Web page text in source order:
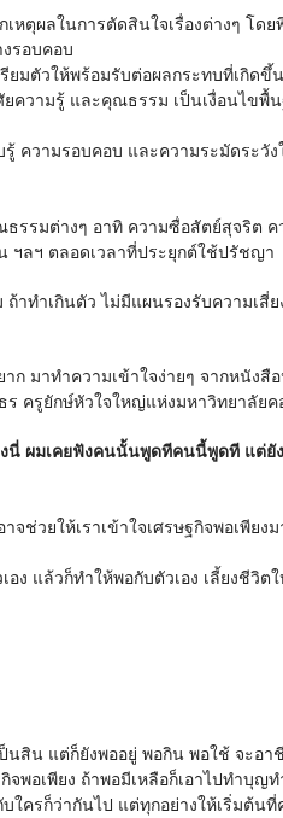
หตุผลในการตัดสินใจเรื่องต่างๆ โด
รอบคอบ
ยมตัวให้พร้อมรับต่อผลกระทบที่เกิดขึ้
ความรู้ และคุณธรรม เป็นเงื่อนไขพื้
รู้ ความรอบคอบ และความระมัดระวั
รรมต่างๆ อาทิ ความซื่อสัตย์สุจริต
ฯลฯ ตลอดเวลาที่ประยุกต์ใช้ปรัชญา
ทำเกินตัว ไม่มีแผนรองรับความเสี่
ก มาทำความเข้าใจง่ายๆ จากหนัง
ครูยักษ์หัวใจใหญ่แห่งมหาวิทยาลัยค
งนี่ ผมเคยฟังคนนั้นพูดทีคนนี้พูดที แต่ยั
ช่วยให้เราเข้าใจเศรษฐกิจพอเพียง
ง แล้วก็ทำให้พอกับตัวเอง เลี้ยงชีวิต
สิน แต่ก็ยังพออยู่ พอกิน พอใช้ จะอา
จพอเพียง ถ้าพอมีเหลือก็เอาไปทำบุ
ครก็ว่ากันไป แต่ทุกอย่างให้เริ่มต้นที่